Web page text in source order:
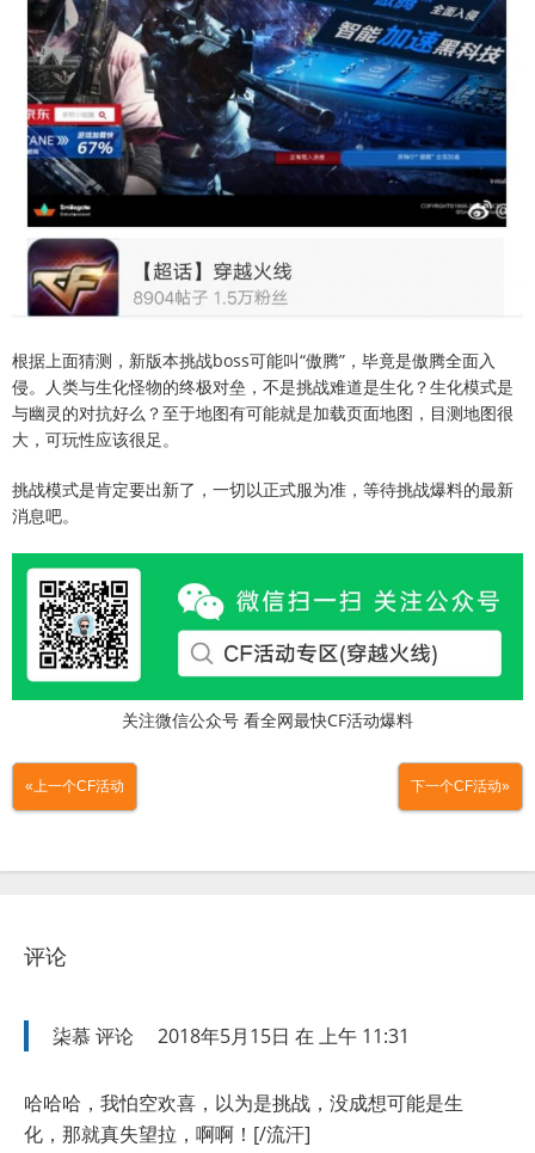
根据上面猜测，新版本挑战boss可能叫“傲腾”，毕竟是傲腾全面入
侵。人类与生化怪物的终极对垒，不是挑战难道是生化？生化模式是
与幽灵的对抗好么？至于地图有可能就是加载页面地图，目测地图很
大，可玩性应该很足。
挑战模式是肯定要出新了，一切以正式服为准，等待挑战爆料的最新
消息吧。
关注微信公众号 看全网最快CF活动爆料
«上一个CF活动 下一个CF活动»
评论
柒慕评论 2018年5月15日 在 上午 11:31
哈哈哈，我怕空欢喜，以为是挑战，没成想可能是生
化，那就真失望拉，啊啊！[/流汗]